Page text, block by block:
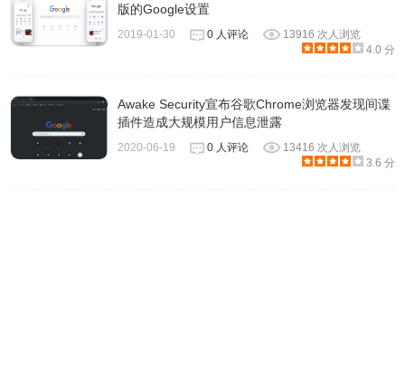
版的Google设置
2019-01-30 0 人评论
13916 次人浏览
4.0 分
Awake Security宣布谷歌Chrome浏览器发现间谍
插件造成大规模用户信息泄露
2020-06-19 0 人评论
13416 次人浏览
3.6 分